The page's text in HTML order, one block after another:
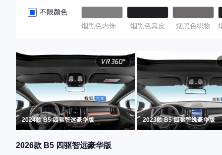
不限颜色
烟黑色内饰黑
烟黑色真皮 烟黑色织物
2024款 B5 四驱智远豪华版 2023款 B5 四驱智逸豪华版
2026款 B5 四驱智远豪华版